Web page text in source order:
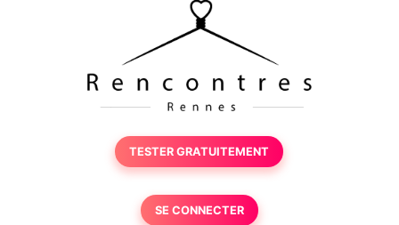
TESTER GRATUITEMENT
SE CONNECTER